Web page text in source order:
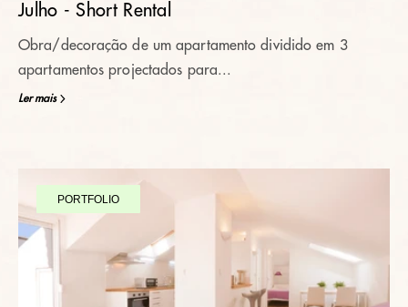
Julho - Short Rental
Obra/decoração de um apartamento dividido em 3
apartamentos projectados para...
Ler mais
PORTFOLIO